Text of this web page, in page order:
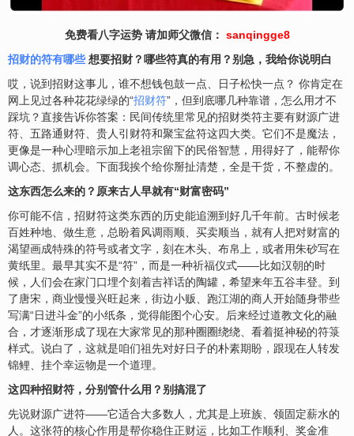
免费看八字运势 请加师父微信： sanqingge8
招财的符有哪些想要招财？哪些符真的有用？别急，我给你说明白
哎，说到招财这事儿，谁不想钱包鼓一点、日子松快一点？ 你肯定在
网上见过各种花花绿绿的“招财符”，但到底哪几种靠谱，怎么用才不
踩坑？直接告诉你答案：民间传统里常见的招财类符主要有财源广进
符、五路通财符、贵人引财符和聚宝盆符这四大类。它们不是魔法，
更像是一种心理暗示加上老祖宗留下的民俗智慧，用得好了，能帮你
调心态、抓机会。下面我挨个给你掰扯清楚，全是干货，不整虚的。
这东西怎么来的？原来古人早就有“财富密码”
你可能不信，招财符这类东西的历史能追溯到好几千年前。古时候老
百姓种地、做生意，总盼着风调雨顺、买卖顺当，就有人把对财富的
渴望画成特殊的符号或者文字，刻在木头、布帛上，或者用朱砂写在
黄纸里。最早其实不是“符”，而是一种祈福仪式——比如汉朝的时
候，人们会在家门口埋个刻着吉祥话的陶罐，希望来年五谷丰登。到
了唐宋，商业慢慢兴旺起来，街边小贩、跑江湖的商人开始随身带些
写满“日进斗金”的小纸条，觉得能图个心安。后来经过道教文化的融
合，才逐渐形成了现在大家常见的那种圈圈绕绕、看着挺神秘的符箓
样式。说白了，这就是咱们祖先对好日子的朴素期盼，跟现在人转发
锦鲤、挂个幸运物是一个道理。
这四种招财符，分别管什么用？别搞混了
先说财源广进符——它适合大多数人，尤其是上班族、领固定薪水的
人。这张符的核心作用是帮你稳住正财运，比如工作顺利、奖金准